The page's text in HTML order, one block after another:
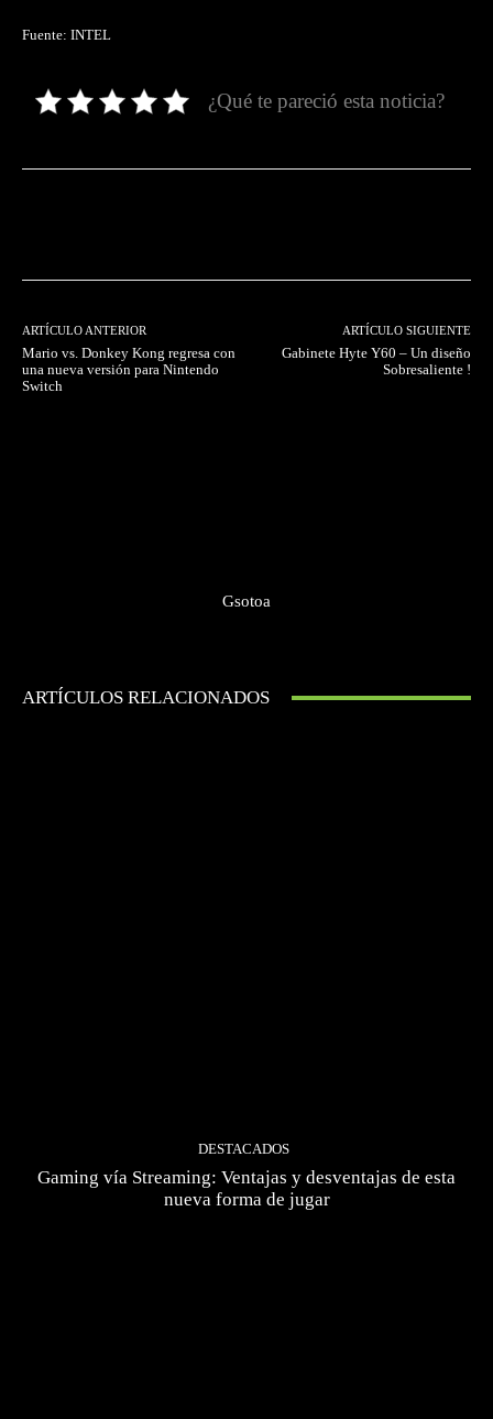
Fuente: INTEL
¿Qué te pareció esta noticia?
ARTÍCULO ANTERIOR
Mario vs. Donkey Kong regresa con
una nueva versión para Nintendo
Switch
ARTÍCULO SIGUIENTE
Gabinete Hyte Y60 – Un diseño
Sobresaliente !
Gsotoa
ARTÍCULOS RELACIONADOS
DESTACADOS
Gaming vía Streaming: Ventajas y desventajas de esta
nueva forma de jugar